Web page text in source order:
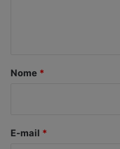
r
*
Nome *
E-mail *